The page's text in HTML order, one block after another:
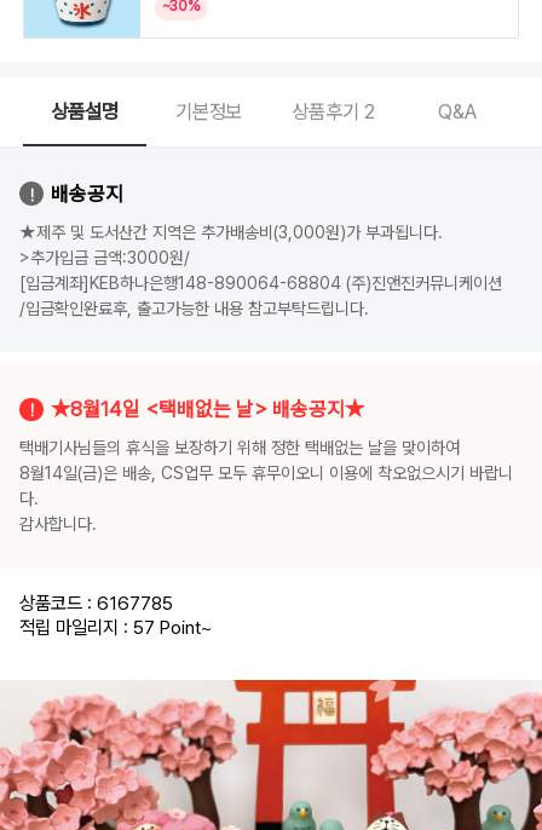
~30%
상품설명 기본정보 상품후기 2 Q&A
배송공지
★제주 및 도서산간 지역은 추가배송비(3,000원)가 부과됩니다.
>추가입금 금액:3000원/
[입금계좌]KEB하나은행148-890064-68804 (주)진앤진커뮤니케이션
/입금확인완료후, 출고가능한 내용 참고부탁드립니다.
★8월14일 <택배없는 날> 배송공지★
택배기사님들의 휴식을 보장하기 위해 정한 택배없는 날을 맞이하여
8월14일(금)은 배송, CS업무 모두 휴무이오니 이용에 착오없으시기 바랍니
다.
감사합니다.
상품코드 : 6167785
적립 마일리지 : 57 Point~